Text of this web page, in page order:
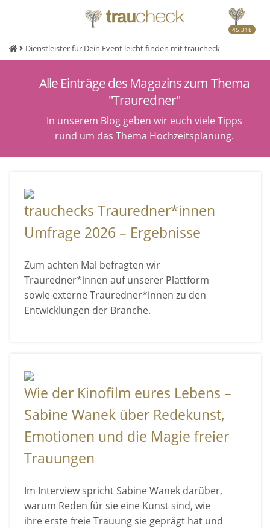
45.318
Dienstleister für Dein Event leicht finden mit traucheck
Alle Einträge des Magazins zum Thema
"Trauredner"
In unserem Blog geben wir euch viele Tipps
rund um das Thema Hochzeitsplanung.
trauchecks Trauredner*innen
Umfrage 2026 – Ergebnisse
Zum achten Mal befragten wir
Trauredner*innen auf unserer Plattform
sowie externe Trauredner*innen zu den
Entwicklungen der Branche.
Wie der Kinofilm eures Lebens –
Sabine Wanek über Redekunst,
Emotionen und die Magie freier
Trauungen
Im Interview spricht Sabine Wanek darüber,
warum Reden für sie eine Kunst sind, wie
ihre erste freie Trauung sie geprägt hat und